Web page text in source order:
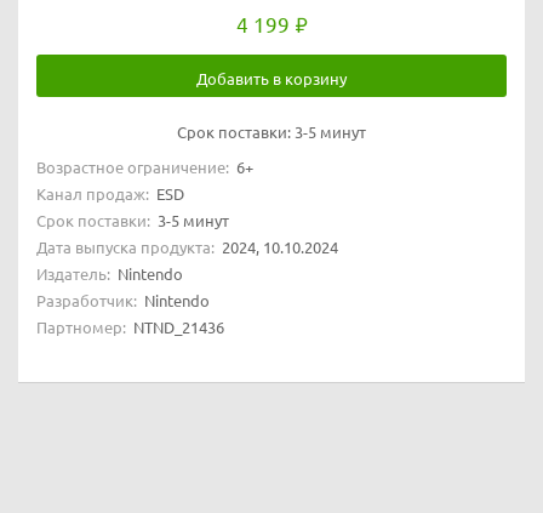
4 199
Добавить в корзину
Срок поставки: 3-5 минут
Возрастное ограничение: 6+
Канал продаж: ESD
Срок поставки: 3-5 минут
Дата выпуска продукта: 2024, 10.10.2024
Издатель: Nintendo
Разработчик: Nintendo
Партномер: NTND_21436